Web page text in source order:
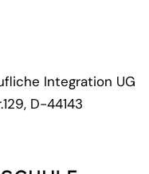
Integration UG
D-44143